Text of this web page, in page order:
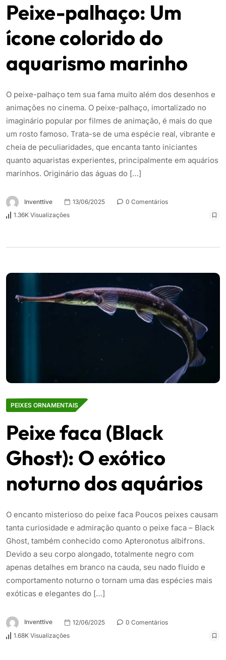
Peixe-palhaço: Um
ícone colorido do
aquarismo marinho
O peixe-palhaço tem sua fama muito além dos desenhos e
animações no cinema. O peixe-palhaço, imortalizado no
imaginário popular por filmes de animação, é mais do que
um rosto famoso. Trata-se de uma espécie real, vibrante e
cheia de peculiaridades, que encanta tanto iniciantes
quanto aquaristas experientes, principalmente em aquários
marinhos. Originário das águas do […]
Inventtive 13/06/2025
0 Comentários
1.36K Visualizações
PEIXES ORNAMENTAIS
Peixe faca (Black
Ghost): O exótico
noturno dos aquários
O encanto misterioso do peixe faca Poucos peixes causam
tanta curiosidade e admiração quanto o peixe faca – Black
Ghost, também conhecido como Apteronotus albifrons.
Devido a seu corpo alongado, totalmente negro com
apenas detalhes em branco na cauda, seu nado fluido e
comportamento noturno o tornam uma das espécies mais
exóticas e elegantes do […]
Inventtive 12/06/2025
0 Comentários
1.68K Visualizações